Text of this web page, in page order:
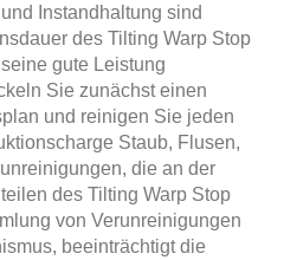
Instandhaltung sind
des Tilting Warp Stop
gute Leistung
Sie zunächst einen
und reinigen Sie jeden
Staub, Flusen,
die an der
des Tilting Warp Stop
von Verunreinigungen
beeinträchtigt die